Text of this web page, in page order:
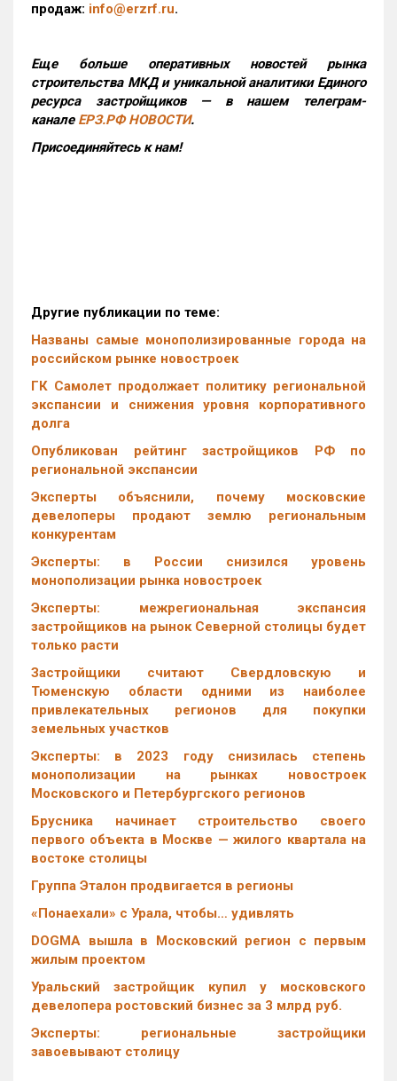
продаж: info@erzrf.ru.
Еще больше оперативных новостей рынка
строительства МКД и уникальной аналитики Единого
ресурса застройщиков — в нашем телеграм-
канале ЕРЗ.РФ НОВОСТИ.
Присоединяйтесь к нам!
Другие публикации по теме:
Названы самые монополизированные города на
российском рынке новостроек
ГК Самолет продолжает политику региональной
экспансии и снижения уровня корпоративного
долга
Опубликован рейтинг застройщиков РФ по
региональной экспансии
Эксперты объяснили, почему московские
девелоперы продают землю региональным
конкурентам
Эксперты: в России снизился уровень
монополизации рынка новостроек
Эксперты: межрегиональная экспансия
застройщиков на рынок Северной столицы будет
только расти
Застройщики считают Свердловскую и
Тюменскую области одними из наиболее
привлекательных регионов для покупки
земельных участков
Эксперты: в 2023 году снизилась степень
монополизации на рынках новостроек
Московского и Петербургского регионов
Брусника начинает строительство своего
первого объекта в Москве — жилого квартала на
востоке столицы
Группа Эталон продвигается в регионы
«Понаехали» с Урала, чтобы… удивлять
DOGMA вышла в Московский регион с первым
жилым проектом
Уральский застройщик купил у московского
девелопера ростовский бизнес за 3 млрд руб.
Эксперты: региональные застройщики
завоевывают столицу